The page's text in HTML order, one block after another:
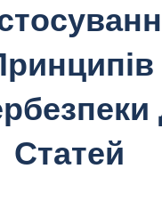
Статей